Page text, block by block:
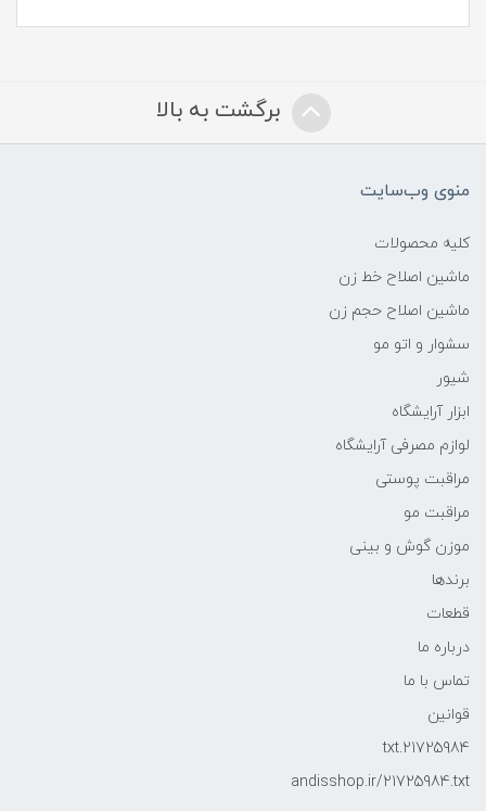
برگشت به بالا
منوی وب‌سایت
کلیه محصولات
ماشین اصلاح خط زن
ماشین اصلاح حجم زن
سشوار و اتو مو
شیور
ابزار آرایشگاه
لوازم مصرفی آرایشگاه
مراقبت پوستی
مراقبت مو
موزن گوش و بینی
برندها
قطعات
درباره ما
تماس با ما
قوانین
21725984.txt
andisshop.ir/21725984.txt